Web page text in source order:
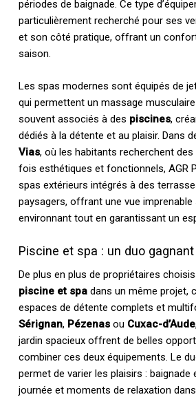
périodes de baignade. Ce type
particulièrement recherché pour ses
et son côté pratique, offrant un
saison.
Les spas modernes sont équipés de
qui permettent un massage
souvent associés à des piscines,
dédiés à la détente et au plaisir. Dans
Vias, où les habitants recherchent
fois esthétiques et fonctionnels, AGR
spas extérieurs intégrés à des
paysagers, offrant une vue imprenable
environnant tout en garantissant un
Piscine et spa : un duo gagnant
De plus en plus de propriétaires
piscine et spadans un même projet,
espaces de détente complets et
Sérignan, Pézenasou Cuxac-d’Aude
jardin spacieux offrent de belles
combiner ces deux équipements. Le
permet de varier les plaisirs : baignade
journée et moments de relaxation